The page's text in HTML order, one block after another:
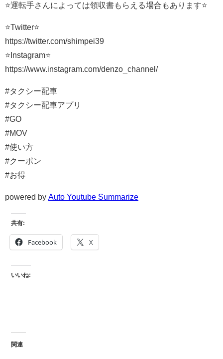
⭐️運転手さんによっては領収書もらえる場合もあります⭐️
⭐️Twitter⭐️
https://twitter.com/shimpei39
⭐️Instagram⭐️
https://www.instagram.com/denzo_channel/
#タクシー配車
#タクシー配車アプリ
#GO
#MOV
#使い方
#クーポン
#お得
powered by Auto Youtube Summarize
共有:
Facebook X
いいね:
関連